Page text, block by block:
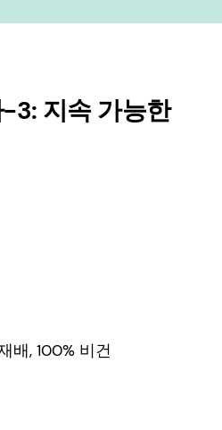
3: 지속 가능한
배, 100% 비건